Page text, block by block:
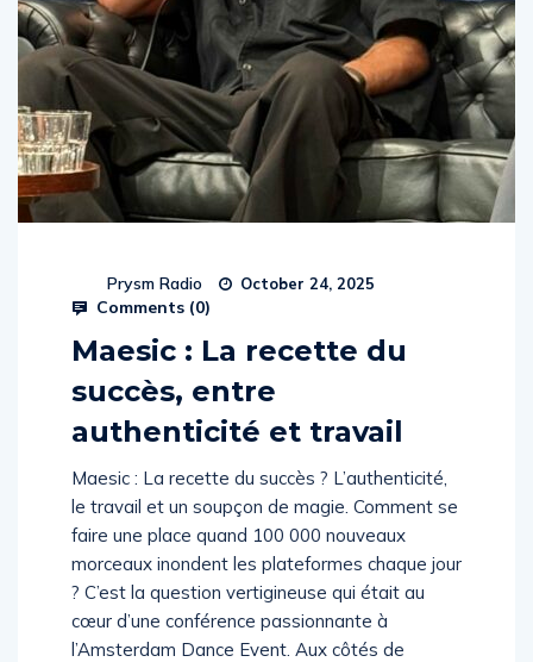
Prysm Radio October 24, 2025
Comments (0)
Maesic : La recette du
succès, entre
authenticité et travail
Maesic : La recette du succès ? L’authenticité,
le travail et un soupçon de magie. Comment se
faire une place quand 100 000 nouveaux
morceaux inondent les plateformes chaque jour
? C’est la question vertigineuse qui était au
cœur d’une conférence passionnante à
l’Amsterdam Dance Event. Aux côtés de